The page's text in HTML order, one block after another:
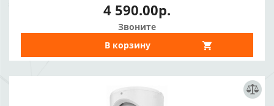
4 590.00р.
Звоните
В корзину